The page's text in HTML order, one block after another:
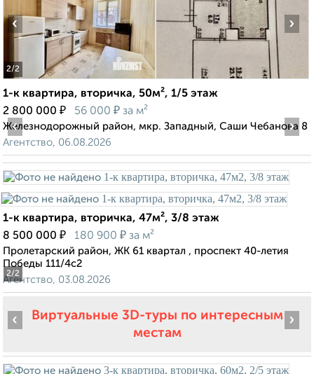
2/2
‹ ›
1-к квартира, вторичка, 50м², 1/5 этаж
2 800 000 ₽ 56 000 ₽ за м²
Железнодорожный район, мкр. Западный, Саши Чебанова 8
Агентство, 06.08.2026
2/2
‹ ›
1-к квартира, вторичка, 47м², 3/8 этаж
8 500 000 ₽ 180 900 ₽ за м²
Пролетарский район, ЖК 61 квартал ​, проспект 40-летия
Победы 111/4с2
Агентство, 03.08.2026
Виртуальные 3D-туры по интересным
местам
‹ ›